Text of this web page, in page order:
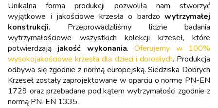
Unikalna forma produkcji pozwoliła nam stworzyć
wyjątkowe i jakościowe krzesła o bardzo wytrzymałej
konstrukcji. Przeprowadziliśmy liczne badania
wytrzymałościowe wszystkich kolekcji krzeseł, które
potwierdzająjakość wykonania.Oferujemy w 100%
wysokojakościowe krzesła dla dzieci i dorosłych. Produkcja
odbywa się zgodnie z normą europejską. Siedziska Dobrych
Krzeseł zostały zaprojektowane w oparciu o normę PN-EN
1729 oraz przebadane pod kątem wytrzymałości zgodnie z
normą PN-EN 1335.